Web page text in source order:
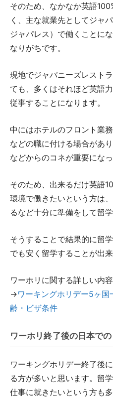
そのため、なかなか英語
く、主な就業先としてジャ
ジャパレス）で働くことに
なりがちです。
現地でジャパニーズレスト
ても、多くはそれほど英語
従事することになります。
中にはホテルのフロント業
などの職に付ける場合があ
などからのコネが重要になっ
そのため、出来るだけ英語
環境で働きたいという方は
るなど十分に準備をして留
そうすることで結果的に留
でも安く留学することが出来
ワーホリに関する詳しい内
→ワーキングホリデー5ヶ
齢・ビザ条件
ワーホリ終了後の日本で
ワーキングホリデー終了後
る方が多いと思います。留
仕事に就きたいという方も多